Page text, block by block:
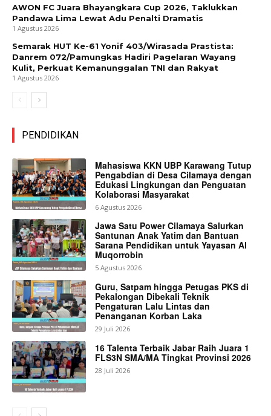
AWON FC Juara Bhayangkara Cup 2026, Taklukkan
Pandawa Lima Lewat Adu Penalti Dramatis
1 Agustus 2026
Semarak HUT Ke-61 Yonif 403/Wirasada Prastista:
Danrem 072/Pamungkas Hadiri Pagelaran Wayang
Kulit, Perkuat Kemanunggalan TNI dan Rakyat
1 Agustus 2026
PENDIDIKAN
Mahasiswa KKN UBP Karawang Tutup
Pengabdian di Desa Cilamaya dengan
Edukasi Lingkungan dan Penguatan
Kolaborasi Masyarakat
6 Agustus 2026
Jawa Satu Power Cilamaya Salurkan
Santunan Anak Yatim dan Bantuan
Sarana Pendidikan untuk Yayasan Al
Muqorrobin
5 Agustus 2026
Guru, Satpam hingga Petugas PKS di
Pekalongan Dibekali Teknik
Pengaturan Lalu Lintas dan
Penanganan Korban Laka
29 Juli 2026
16 Talenta Terbaik Jabar Raih Juara 1
FLS3N SMA/MA Tingkat Provinsi 2026
28 Juli 2026